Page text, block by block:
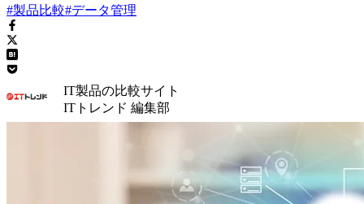
#製品比較#データ管理
IT製品の比較サイト
ITトレンド 編集部